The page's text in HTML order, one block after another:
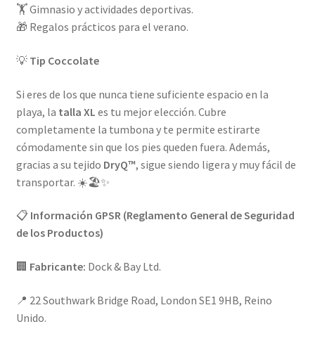
🏋️ Gimnasio y actividades deportivas.
🎁 Regalos prácticos para el verano.
💡 Tip Coccolate
Si eres de los que nunca tiene suficiente espacio en la
playa, la talla XL es tu mejor elección. Cubre
completamente la tumbona y te permite estirarte
cómodamente sin que los pies queden fuera. Además,
gracias a su tejido DryQ™, sigue siendo ligera y muy fácil de
transportar. ☀️🏖️✨
📋 Información GPSR (Reglamento General de Seguridad
de los Productos)
🏢 Fabricante: Dock & Bay Ltd.
📍 22 Southwark Bridge Road, London SE1 9HB, Reino
Unido.